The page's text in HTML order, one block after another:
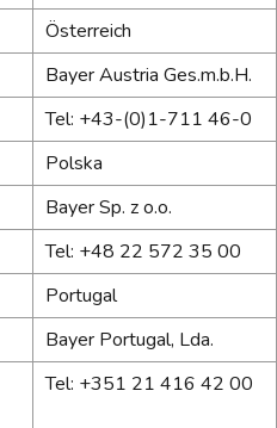
Österreich
Bayer Austria Ges.m.b.H.
Tel: +43-(0)1-711 46-0
Polska
Bayer Sp. z o.o.
Tel: +48 22 572 35 00
Portugal
Bayer Portugal, Lda.
Tel: +351 21 416 42 00